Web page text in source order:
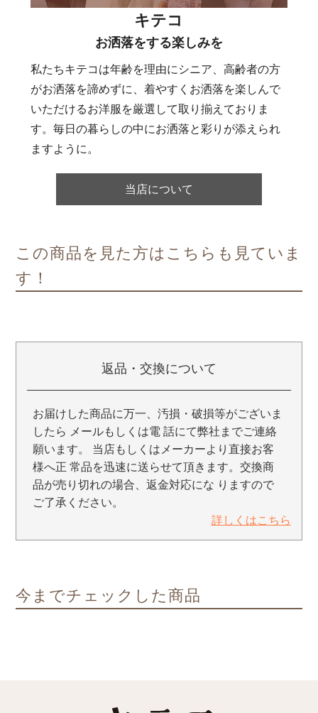
キテコ
お洒落をする楽しみを
私たちキテコは年齢を理由にシニア、高齢者の方
がお洒落を諦めずに、着やすくお洒落を楽しんで
いただけるお洋服を厳選して取り揃えておりま
す。毎日の暮らしの中にお洒落と彩りが添えられ
ますように。
当店について
この商品を見た方はこちらも見ていま
す！
返品・交換について
お届けした商品に万一、汚損・破損等がございま
したら メールもしくは電 話にて弊社までご連絡
願います。 当店もしくはメーカーより直接お客
様へ正 常品を迅速に送らせて頂きます。交換商
品が売り切れの場合、返金対応にな りますので
ご了承ください。
詳しくはこちら
今までチェックした商品